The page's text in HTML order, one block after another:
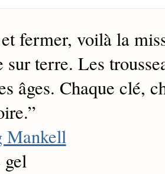
fermer, voilà la
terre. Les
âges. Chaque clé,
”
Mankell